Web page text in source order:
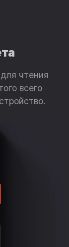
чтения
всего